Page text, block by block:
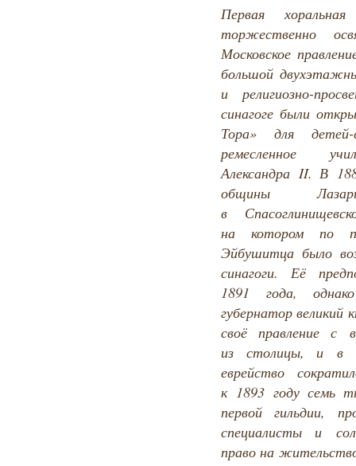
Первая
торжественно
Московское
большой
и религиозно-
синагоге были
Тора» для
ремесленное
Александра II. В
общины
в
на котором по
Эйбушитца было
синагоги. Её
1891 года,
губернатор великий
своё правление с
из столицы, и в
еврейство
к 1893 году семь
первой гильдии,
специалисты и
право на